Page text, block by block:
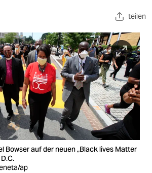
teilen
Bowser auf der neuen „Black lives Matter
ap